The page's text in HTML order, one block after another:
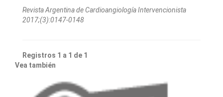
Revista Argentina de Cardioangiologí­a Intervencionista
2017;(3):0147-0148
Registros 1 a 1 de 1
Vea también